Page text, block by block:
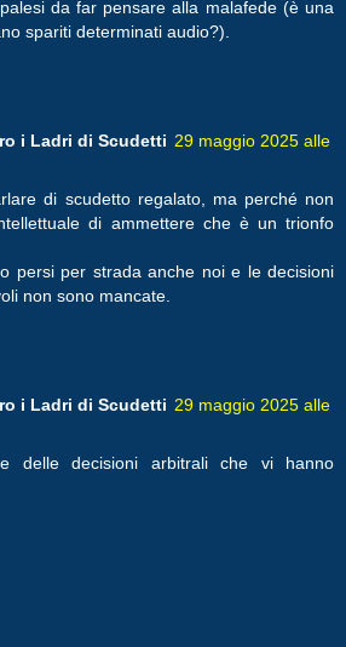
da far pensare alla malafede (è una
spariti determinati audio?).
i Ladri di Scudetti 29 maggio 2025 alle
di scudetto regalato, ma perché non
di ammettere che è un trionfo
persi per strada anche noi e le decisioni
non sono mancate.
i Ladri di Scudetti 29 maggio 2025 alle
delle decisioni arbitrali che vi hanno